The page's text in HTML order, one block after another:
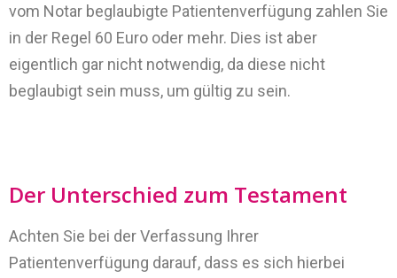
vom Notar beglaubigte Patientenverfügung zahlen Sie
in der Regel 60 Euro oder mehr. Dies ist aber
eigentlich gar nicht notwendig, da diese nicht
beglaubigt sein muss, um gültig zu sein.
Der Unterschied zum Testament
Achten Sie bei der Verfassung Ihrer
Patientenverfügung darauf, dass es sich hierbei